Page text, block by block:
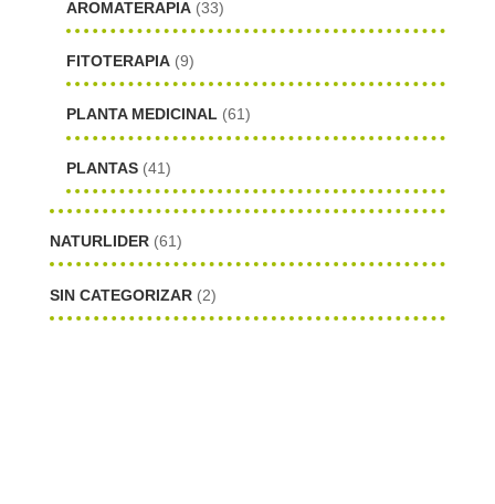
AROMATERAPIA (33)
FITOTERAPIA (9)
PLANTA MEDICINAL (61)
PLANTAS (41)
NATURLIDER (61)
SIN CATEGORIZAR (2)